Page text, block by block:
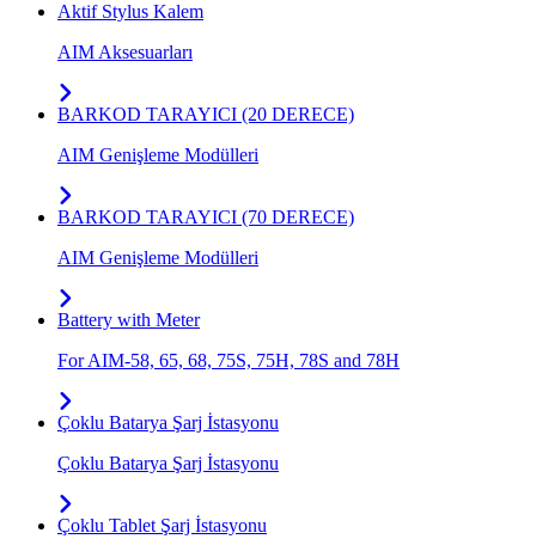
Aktif Stylus Kalem
AIM Aksesuarları
BARKOD TARAYICI (20 DERECE)
AIM Genişleme Modülleri
BARKOD TARAYICI (70 DERECE)
AIM Genişleme Modülleri
Battery with Meter
For AIM-58, 65, 68, 75S, 75H, 78S and 78H
Çoklu Batarya Şarj İstasyonu
Çoklu Batarya Şarj İstasyonu
Çoklu Tablet Şarj İstasyonu